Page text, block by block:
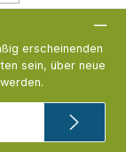
erscheinenden
sein, über neue